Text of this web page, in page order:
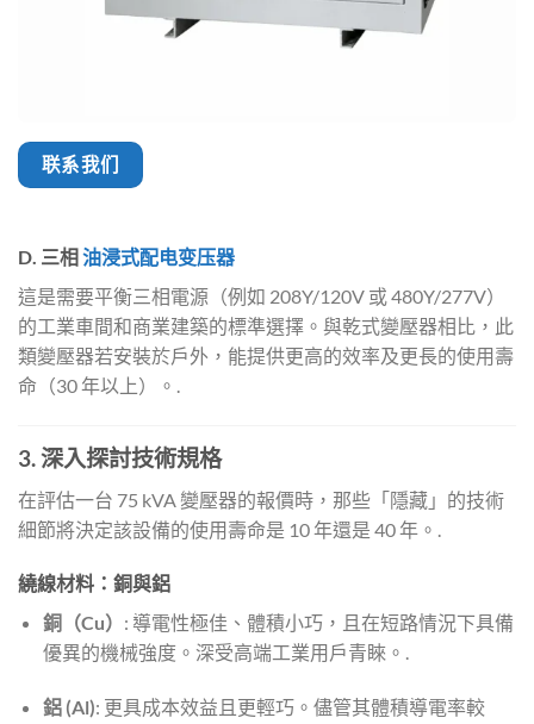
联系我们
D. 三相 油浸式配电变压器
這是需要平衡三相電源（例如 208Y/120V 或 480Y/277V）
的工業車間和商業建築的標準選擇。與乾式變壓器相比，此
類變壓器若安裝於戶外，能提供更高的效率及更長的使用壽
命（30 年以上）。.
3. 深入探討技術規格
在評估一台 75 kVA 變壓器的報價時，那些「隱藏」的技術
細節將決定該設備的使用壽命是 10 年還是 40 年。.
繞線材料：銅與鋁
銅（Cu） : 導電性極佳、體積小巧，且在短路情況下具備
優異的機械強度。深受高端工業用戶青睞。.
鋁 (Al): 更具成本效益且更輕巧。儘管其體積導電率較